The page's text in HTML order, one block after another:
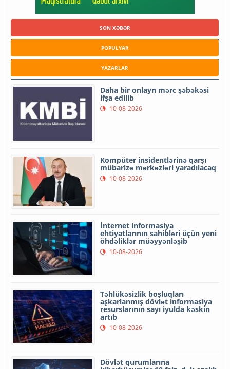
SON XƏBƏR
POPULYAR
YAZARLAR
Daha bir onlayn mərc şəbəkəsi
ifşa edilib
10-08-2026
Kompüter insidentlərinə qarşı
mübarizə mərkəzləri yaradılacaq
10-08-2026
İnternet informasiya
ehtiyatlarının sahibləri üçün yeni
öhdəliklər müəyyənləşib
10-08-2026
Təhlükəsizlik boşluqları
aşkarlanmış dövlət informasiya
resurslarının sayı iyulda kəskin
artıb
10-08-2026
Dövlət qurumlarına